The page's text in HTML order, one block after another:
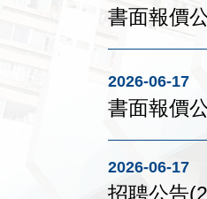
書面報價
2026-06-17
書面報價
2026-06-17
招聘公告